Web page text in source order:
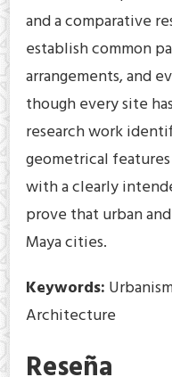
and a comparative
establish common
arrangements, and
though every site
research work
geometrical
with a clearly
prove that urban
Maya cities.
Keywords:
Architecture
Reseña